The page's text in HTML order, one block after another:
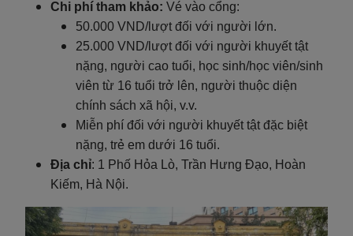
Chi phí tham khảo: Vé vào cổng:
50.000 VND/lượt đối với người lớn.
25.000 VND/lượt đối với người khuyết tật
nặng, người cao tuổi, học sinh/học viên/sinh
viên từ 16 tuổi trở lên, người thuộc diện
chính sách xã hội, v.v.
Miễn phí đối với người khuyết tật đặc biệt
nặng, trẻ em dưới 16 tuổi.
Địa chỉ: 1 Phố Hỏa Lò, Trần Hưng Đạo, Hoàn
Kiếm, Hà Nội.